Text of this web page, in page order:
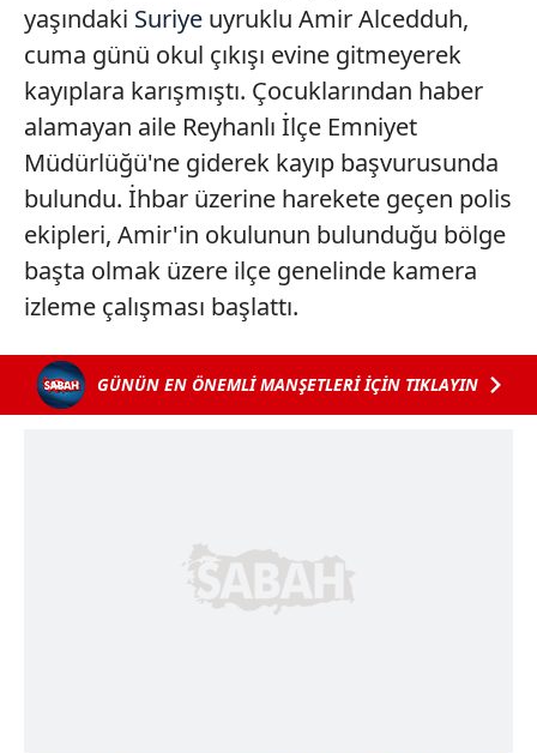
yaşındaki Suriye uyruklu Amir Alcedduh,
cuma günü okul çıkışı evine gitmeyerek
kayıplara karışmıştı. Çocuklarından haber
alamayan aile Reyhanlı İlçe Emniyet
Müdürlüğü'ne giderek kayıp başvurusunda
bulundu. İhbar üzerine harekete geçen polis
ekipleri, Amir'in okulunun bulunduğu bölge
başta olmak üzere ilçe genelinde kamera
izleme çalışması başlattı.
GÜNÜN EN ÖNEMLİ MANŞETLERİ İÇİN TIKLAYIN